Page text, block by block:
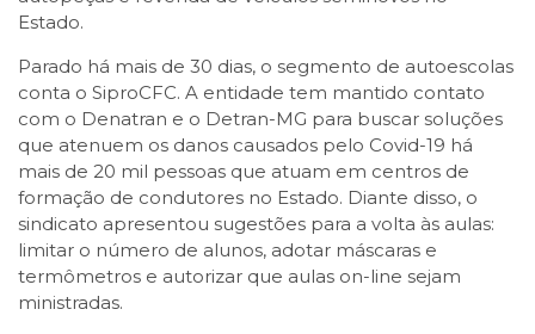
Estado.
Parado há mais de 30 dias, o segmento de autoescolas
conta o SiproCFC. A entidade tem mantido contato
com o Denatran e o Detran-MG para buscar soluções
que atenuem os danos causados pelo Covid-19 há
mais de 20 mil pessoas que atuam em centros de
formação de condutores no Estado. Diante disso, o
sindicato apresentou sugestões para a volta às aulas:
limitar o número de alunos, adotar máscaras e
termômetros e autorizar que aulas on-line sejam
ministradas.